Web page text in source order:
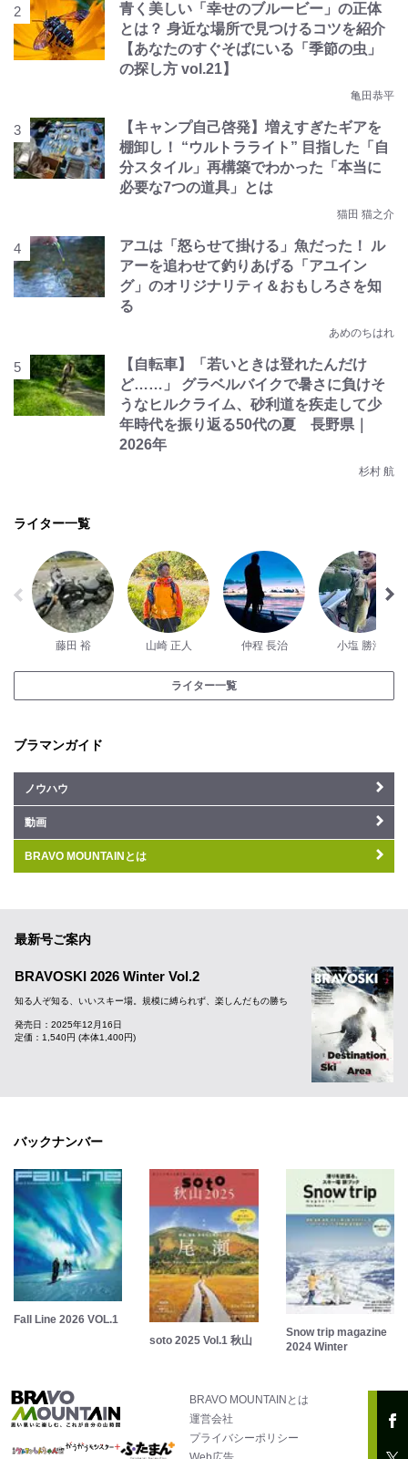
青く美しい「幸せのブルービー」の正体
とは？ 身近な場所で見つけるコツを紹介
【あなたのすぐそばにいる「季節の虫」
の探し方 vol.21】
亀田恭平
【キャンプ自己啓発】増えすぎたギアを
棚卸し！ “ウルトラライト” 目指した「自
分スタイル」再構築でわかった「本当に
必要な7つの道具」とは
猫田 猫之介
アユは「怒らせて掛ける」魚だった！ ル
アーを追わせて釣りあげる「アユイン
グ」のオリジナリティ＆おもしろさを知
る
あめのちはれ
【自転車】「若いときは登れたんだけ
ど……」 グラベルバイクで暑さに負けそ
うなヒルクライム、砂利道を疾走して少
年時代を振り返る50代の夏 長野県｜
2026年
杉村 航
ライター一覧
藤田 裕 山崎 正人 仲程 長治 小塩 勝海
ライター一覧
ブラマンガイド
ノウハウ
動画
BRAVO MOUNTAINとは
最新号ご案内
BRAVOSKI 2026 Winter Vol.2
知る人ぞ知る、いいスキー場。規模に縛られず、楽しんだもの勝ち
発売日：2025年12月16日
定価：1,540円 (本体1,400円)
バックナンバー
Fall Line 2026 VOL.1
soto 2025 Vol.1 秋山
Snow trip magazine
2024 Winter
BRAVO MOUNTAINとは
運営会社
プライバシーポリシー